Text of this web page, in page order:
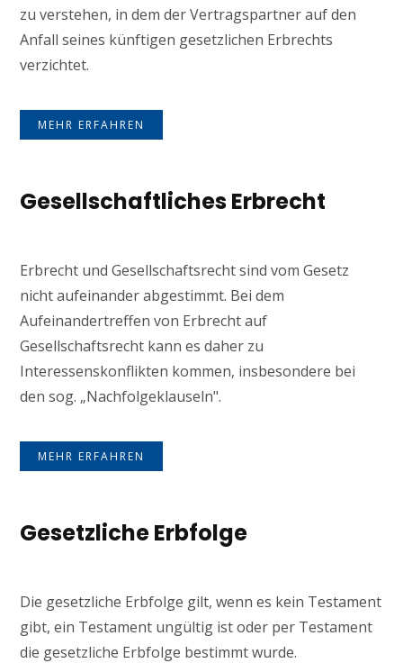
zu verstehen, in dem der Vertragspartner auf den
Anfall seines künftigen gesetzlichen Erbrechts
verzichtet.
MEHR ERFAHREN
Gesellschaftliches Erbrecht
Erbrecht und Gesellschaftsrecht sind vom Gesetz
nicht aufeinander abgestimmt. Bei dem
Aufeinandertreffen von Erbrecht auf
Gesellschaftsrecht kann es daher zu
Interessenskonflikten kommen, insbesondere bei
den sog. „Nachfolgeklauseln".
MEHR ERFAHREN
Gesetzliche Erbfolge
Die gesetzliche Erbfolge gilt, wenn es kein Testament
gibt, ein Testament ungültig ist oder per Testament
die gesetzliche Erbfolge bestimmt wurde.